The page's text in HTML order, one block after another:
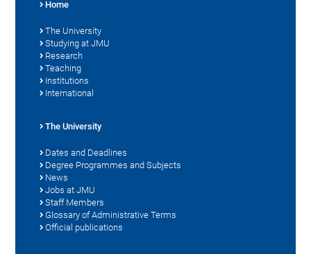
Home
The University
Studying at JMU
Research
Teaching
Institutions
International
The University
Dates and Deadlines
Degree Programmes and Subjects
News
Jobs at JMU
Staff Members
Glossary of Administrative Terms
Official publications